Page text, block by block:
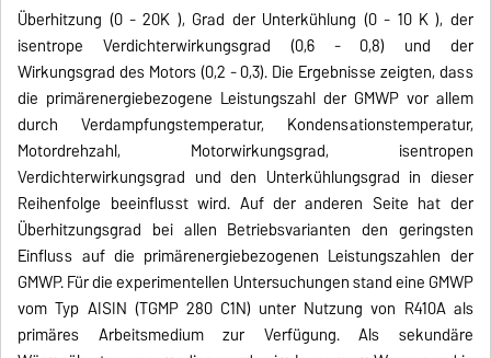
Überhitzung (0 - 20K ), Grad der Unterkühlung (0 - 10 K ), der
isentrope Verdichterwirkungsgrad (0,6 - 0,8) und der
Wirkungsgrad des Motors (0,2 - 0,3). Die Ergebnisse zeigten, dass
die primärenergiebezogene Leistungszahl der GMWP vor allem
durch Verdampfungstemperatur, Kondensationstemperatur,
Motordrehzahl, Motorwirkungsgrad, isentropen
Verdichterwirkungsgrad und den Unterkühlungsgrad in dieser
Reihenfolge beeinflusst wird. Auf der anderen Seite hat der
Überhitzungsgrad bei allen Betriebsvarianten den geringsten
Einfluss auf die primärenergiebezogenen Leistungszahlen der
GMWP. Für die experimentellen Untersuchungen stand eine GMWP
vom Typ AISIN (TGMP 280 C1N) unter Nutzung von R410A als
primäres Arbeitsmedium zur Verfügung. Als sekundäre